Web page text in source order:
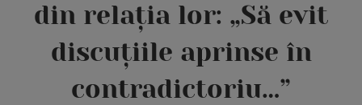
din relația lor: „Să evit
discuțiile aprinse în
contradictoriu…”